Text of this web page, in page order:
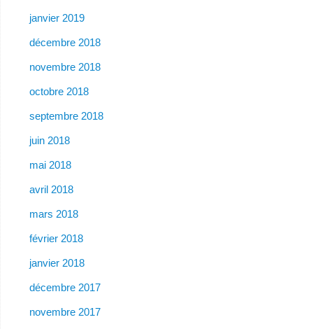
janvier 2019
décembre 2018
novembre 2018
octobre 2018
septembre 2018
juin 2018
mai 2018
avril 2018
mars 2018
février 2018
janvier 2018
décembre 2017
novembre 2017